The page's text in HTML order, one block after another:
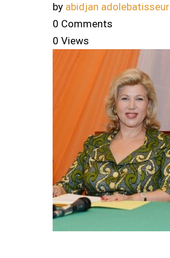
by abidjan adolebatisseur
0 Comments
0 Views